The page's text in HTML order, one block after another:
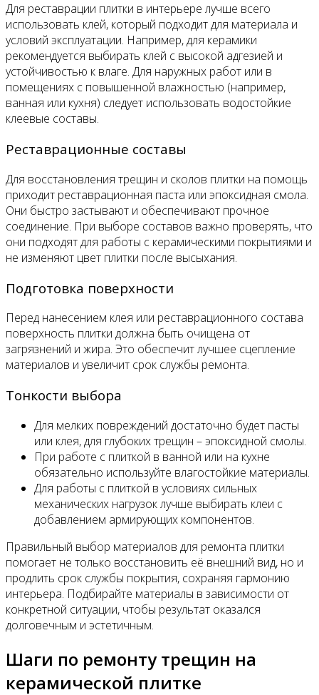
Для реставрации плитки в интерьере лучше всего
использовать клей, который подходит для материала и
условий эксплуатации. Например, для керамики
рекомендуется выбирать клей с высокой адгезией и
устойчивостью к влаге. Для наружных работ или в
помещениях с повышенной влажностью (например,
ванная или кухня) следует использовать водостойкие
клеевые составы.
Реставрационные составы
Для восстановления трещин и сколов плитки на помощь
приходит реставрационная паста или эпоксидная смола.
Они быстро застывают и обеспечивают прочное
соединение. При выборе составов важно проверять, что
они подходят для работы с керамическими покрытиями и
не изменяют цвет плитки после высыхания.
Подготовка поверхности
Перед нанесением клея или реставрационного состава
поверхность плитки должна быть очищена от
загрязнений и жира. Это обеспечит лучшее сцепление
материалов и увеличит срок службы ремонта.
Тонкости выбора
Для мелких повреждений достаточно будет пасты
или клея, для глубоких трещин – эпоксидной смолы.
При работе с плиткой в ванной или на кухне
обязательно используйте влагостойкие материалы.
Для работы с плиткой в условиях сильных
механических нагрузок лучше выбирать клеи с
добавлением армирующих компонентов.
Правильный выбор материалов для ремонта плитки
помогает не только восстановить её внешний вид, но и
продлить срок службы покрытия, сохраняя гармонию
интерьера. Подбирайте материалы в зависимости от
конкретной ситуации, чтобы результат оказался
долговечным и эстетичным.
Шаги по ремонту трещин на
керамической плитке